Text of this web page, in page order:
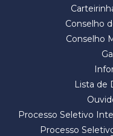
Conselho
Conselho
Lista de
Processo Seletivo
Processo